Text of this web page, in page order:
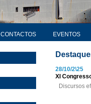
CONTACTOS EVENTOS
28/10/2\25
XI
Discursos